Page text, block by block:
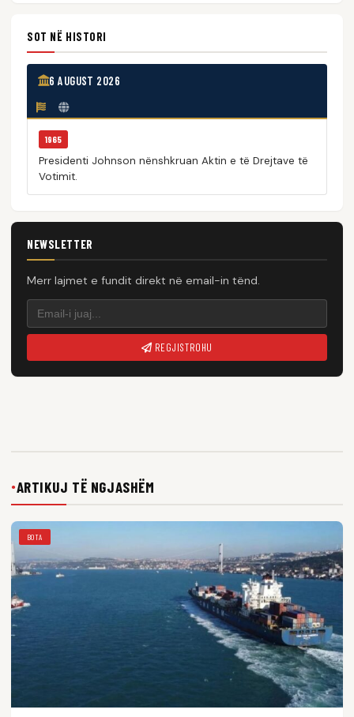
SOT NË HISTORI
6 AUGUST 2026
1965
Presidenti Johnson nënshkruan Aktin e të Drejtave të
Votimit.
NEWSLETTER
Merr lajmet e fundit direkt në email-in tënd.
REGJISTROHU
●ARTIKUJ TË NGJASHËM
BOTA